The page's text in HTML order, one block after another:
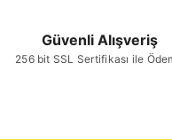
Güvenli Alışveriş
256 bit SSL Sertifikası ile